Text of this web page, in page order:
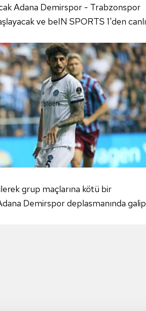
Adana Demirspor - Trabzonspor
ve beIN SPORTS 1'den canlı
grup maçlarına kötü bir
Demirspor deplasmanında galip